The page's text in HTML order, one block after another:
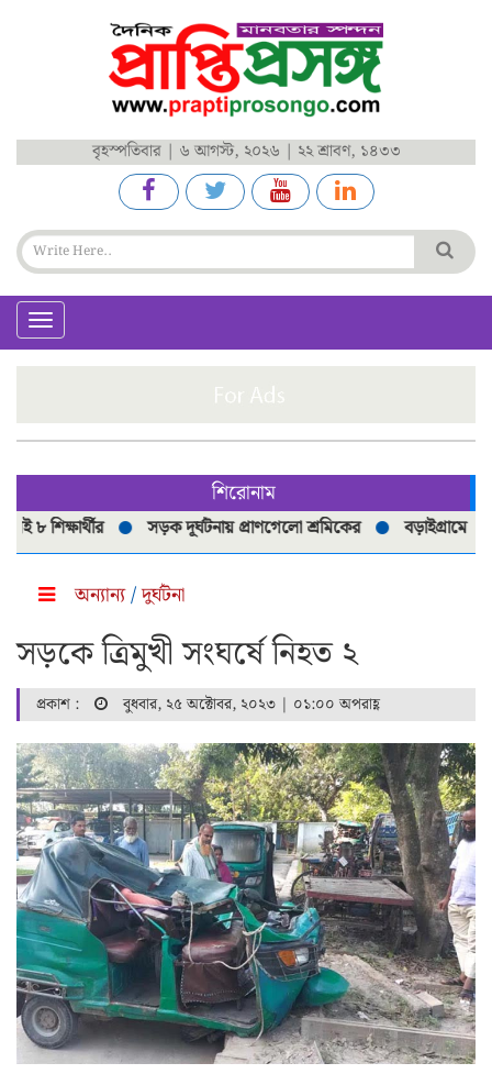
বৃহস্পতিবার | ৬ আগস্ট, ২০২৬ | ২২ শ্রাবণ, ১৪৩৩
Toggle
navigation
শিরোনাম
সড়ক দূর্ঘটনায় প্রাণগেলো শ্রমিকের বড়াইগ্রামে
অন্যান্য/দুর্ঘটনা
সড়কে ত্রিমুখী সংঘর্ষে নিহত ২
প্রকাশ : বুধবার, ২৫ অক্টোবর, ২০২৩ | ০১:০০ অপরাহ্ণ